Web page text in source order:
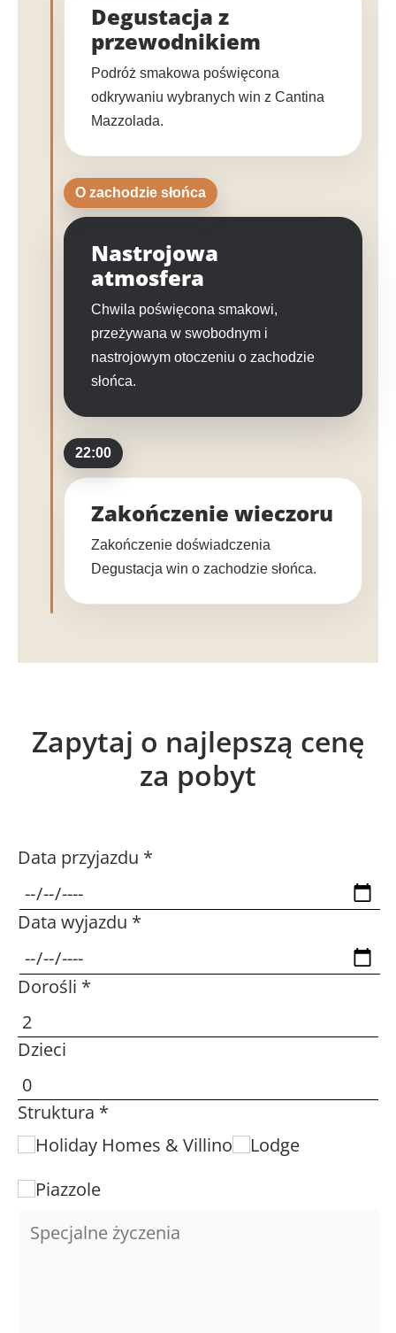
Degustacja z
przewodnikiem
Podróż smakowa poświęcona
odkrywaniu wybranych win z Cantina
Mazzolada.
O zachodzie słońca
Nastrojowa
atmosfera
Chwila poświęcona smakowi,
przeżywana w swobodnym i
nastrojowym otoczeniu o zachodzie
słońca.
22:00
Zakończenie wieczoru
Zakończenie doświadczenia
Degustacja win o zachodzie słońca.
Zapytaj o najlepszą cenę
za pobyt
Data przyjazdu *
Data wyjazdu *
Dorośli *
Dzieci
Struktura *
Holiday Homes & Villino
Lodge
Piazzole